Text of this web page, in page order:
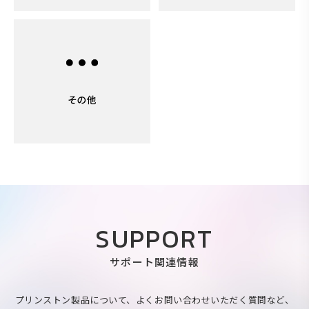
SUPPORT
サポート関連情報
プリンストン製品について、よくお問い合わせいただく質問など、